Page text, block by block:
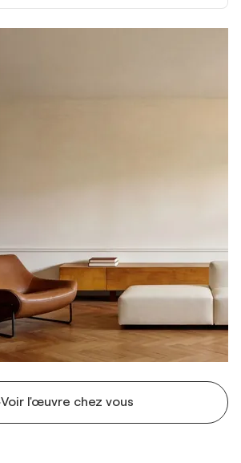
Voir l'œuvre chez vous